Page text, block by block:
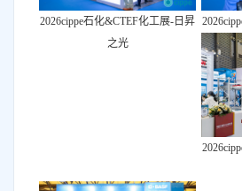
2026cippe石化&CTEF化工展-日昇
之光